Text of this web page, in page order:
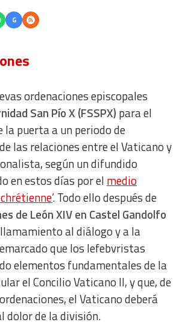
G
ordenaciones episcopales
San Pío X (FSSPX) para el
la puerta a un periodo de
las relaciones entre el Vaticano y
según un difundido
en estos días por el medio
. Todo ello después de
de León XIV en Castel Gandolfo
al diálogo y a la
que los lefebvristas
elementos fundamentales de la
el Concilio Vaticano II, y que, de
el Vaticano deberá
dolor de la división.